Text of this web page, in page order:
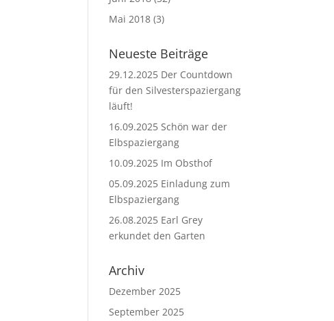
Mai 2018 (3)
Neueste Beiträge
29.12.2025 Der Countdown
für den Silvesterspaziergang
läuft!
16.09.2025 Schön war der
Elbspaziergang
10.09.2025 Im Obsthof
05.09.2025 Einladung zum
Elbspaziergang
26.08.2025 Earl Grey
erkundet den Garten
Archiv
Dezember 2025
September 2025